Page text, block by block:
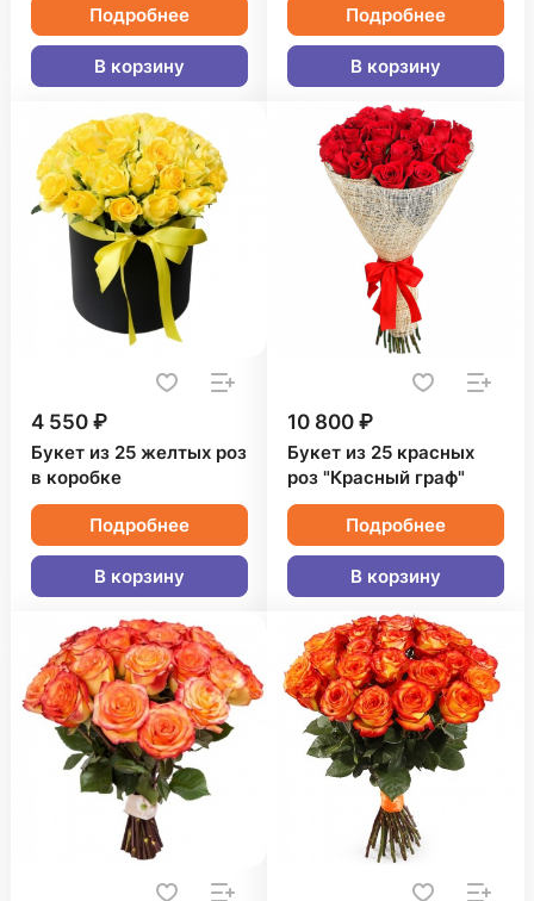
Подробнее
В корзину
Подробнее
В корзину
4 550 ₽
Букет из 25 желтых роз
в коробке
Подробнее
В корзину
10 800 ₽
Букет из 25 красных
роз "Красный граф"
Подробнее
В корзину